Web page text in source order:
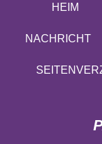
HEIM
NACHRICHT